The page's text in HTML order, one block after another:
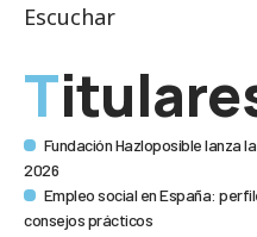
Escuchar
Fundación Hazloposible lanza
2026
Empleo social en España:
consejos prácticos